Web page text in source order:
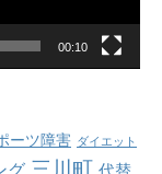
00:10
ーツ障害 ダイエット
三川町